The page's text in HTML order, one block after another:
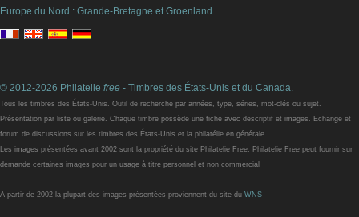
Europe du Nord : Grande-Bretagne et Groenland
© 2012-2026 Philatelie free - Timbres des États-Unis et du Canada.
Tous les timbres des États-Unis. Outil de recherche par années, type, séries, mot-clés ou sujet.
Présentation par liste ou galerie. Chaque timbre possède une fiche avec descriptif et images. Echange et
forum de discussions sur les timbres des États-Unis et la philatélie en générale.
Les images présentées avant 2002 sont la propriété du site Philatelie Free. Philatelie Free peut fournir sur
demande certaines images pour un usage à titre personnel et non commercial
A partir de 2002 la plupart des images présentées proviennent du site du WNS